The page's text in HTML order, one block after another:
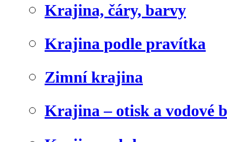
Krajina, čáry, barvy
Krajina podle pravítka
Zimní krajina
Krajina – otisk a vodové